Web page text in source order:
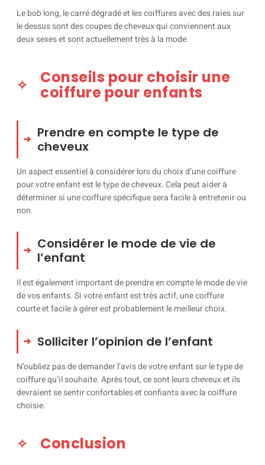
Le bob long, le carré dégradé et les coiffures avec des raies sur
le dessus sont des coupes de cheveux qui conviennent aux
deux sexes et sont actuellement très à la mode.
Conseils pour choisir une
coiffure pour enfants
Prendre en compte le type de
cheveux
Un aspect essentiel à considérer lors du choix d’une coiffure
pour votre enfant est le type de cheveux. Cela peut aider à
déterminer si une coiffure spécifique sera facile à entretenir ou
non.
Considérer le mode de vie de
l’enfant
Il est également important de prendre en compte le mode de vie
de vos enfants. Si votre enfant est très actif, une coiffure
courte et facile à gérer est probablement le meilleur choix.
Solliciter l’opinion de l’enfant
N’oubliez pas de demander l’avis de votre enfant sur le type de
coiffure qu’il souhaite. Après tout, ce sont leurs cheveux et ils
devraient se sentir confortables et confiants avec la coiffure
choisie.
Conclusion